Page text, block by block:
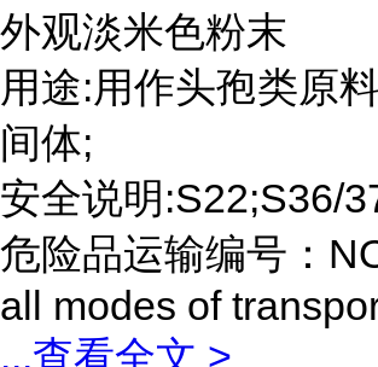
外观淡米色粉末
用途:用作头孢类原
间体;
安全说明:S22;S36/
危险品运输编号：
all modes of
...查看全文 >